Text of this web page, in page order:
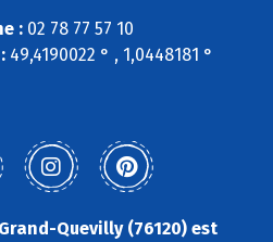
:02 78 77 57 10
49,4190022 ° , 1,0448181 °
Quevilly (76120) est